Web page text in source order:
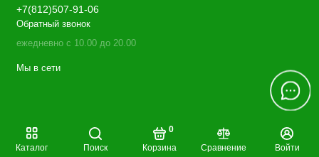
Каталог Поиск Корзина
0
Сравнение
Войти
+7(812)507-91-06
Обратный звонок
ежедневно с 10.00 до 20.00
Мы в сети